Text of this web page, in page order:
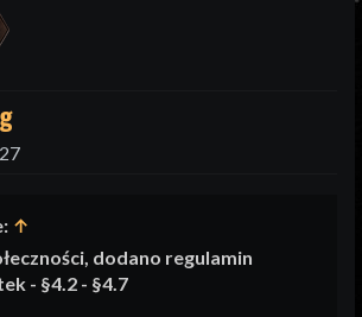
↑
dodano regulamin
- §4.2 - §4.7